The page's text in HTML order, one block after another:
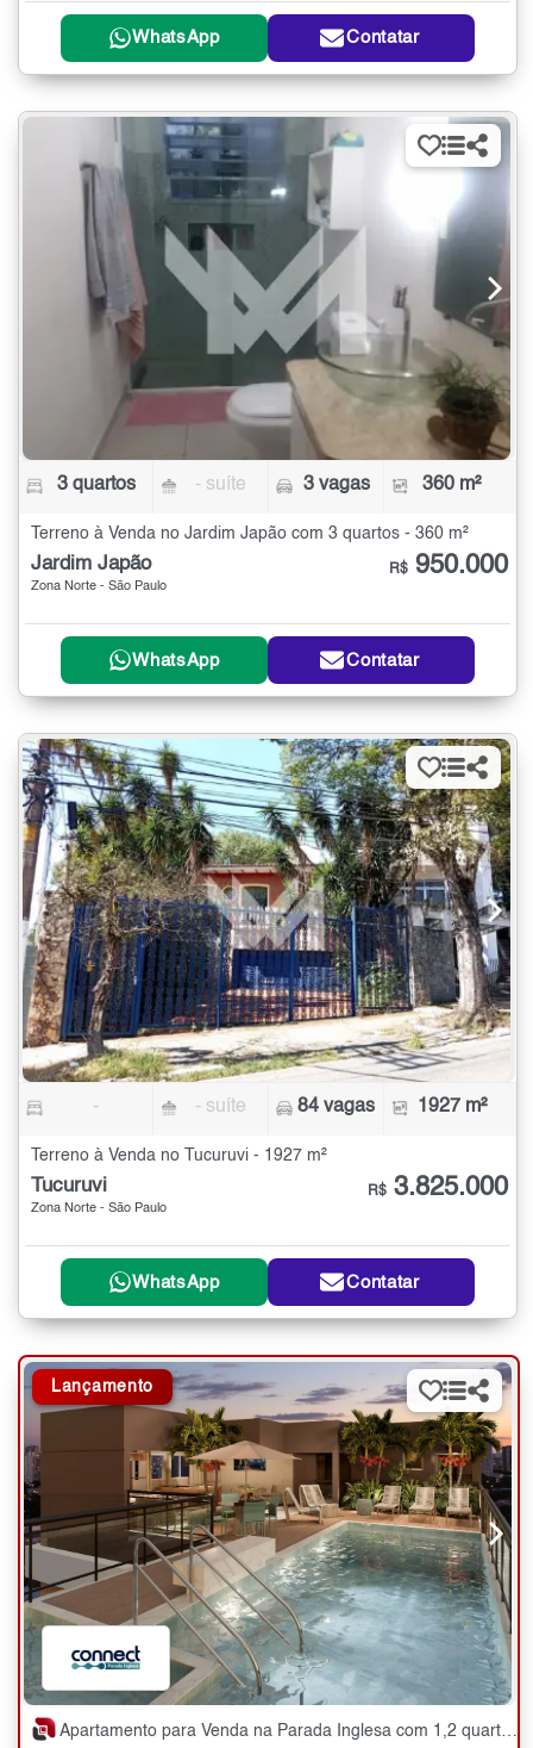
WhatsApp Contatar
3 quartos - suíte 3 vagas 360 m²
Terreno à Venda no Jardim Japão com 3 quartos - 360 m²
Jardim Japão
Zona Norte - São Paulo
R$ 950.000
WhatsApp Contatar
- - suíte 84 vagas 1927 m²
Terreno à Venda no Tucuruvi - 1927 m²
Tucuruvi
Zona Norte - São Paulo
R$ 3.825.000
WhatsApp Contatar
Lançamento
Apartamento para Venda na Parada Inglesa com 1,2 quartos - 37 a 63 m²